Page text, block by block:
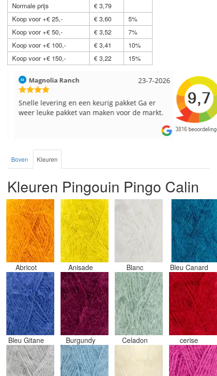
Normale prijs
€ 3,79
Koop voor +€ 25,-
€ 3,60
5%
Koop voor +€ 50,-
€ 3,52
7%
Koop voor +€ 100,-
€ 3,41
10%
Koop voor +€ 150,-
€ 3,22 15%
23-7-2026
Magnolia Ranch
Snelle levering en een keurig pakket Ga er
weer leuke pakket van maken voor de markt.
Hilde uit
Reeds
de service.
Boven Kleuren
Kleuren Pingouin Pingo Calin
Abricot Anisade Blanc Bleu Canard
Bleu Gitane Burgundy Celadon cerise